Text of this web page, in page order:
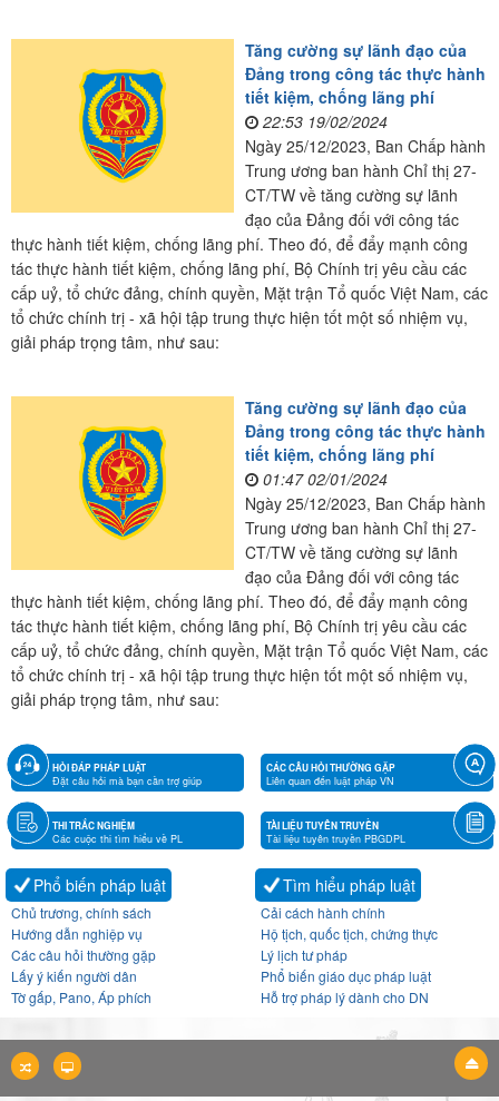
Tăng cường sự lãnh đạo của
Đảng trong công tác thực hành
tiết kiệm, chống lãng phí
22:53 19/02/2024
Ngày 25/12/2023, Ban Chấp hành
Trung ương ban hành Chỉ thị 27-
CT/TW về tăng cường sự lãnh
đạo của Đảng đối với công tác
thực hành tiết kiệm, chống lãng phí. Theo đó, để đẩy mạnh công
tác thực hành tiết kiệm, chống lãng phí, Bộ Chính trị yêu cầu các
cấp uỷ, tổ chức đảng, chính quyền, Mặt trận Tổ quốc Việt Nam, các
tổ chức chính trị - xã hội tập trung thực hiện tốt một số nhiệm vụ,
giải pháp trọng tâm, như sau:
Tăng cường sự lãnh đạo của
Đảng trong công tác thực hành
tiết kiệm, chống lãng phí
01:47 02/01/2024
Ngày 25/12/2023, Ban Chấp hành
Trung ương ban hành Chỉ thị 27-
CT/TW về tăng cường sự lãnh
đạo của Đảng đối với công tác
thực hành tiết kiệm, chống lãng phí. Theo đó, để đẩy mạnh công
tác thực hành tiết kiệm, chống lãng phí, Bộ Chính trị yêu cầu các
cấp uỷ, tổ chức đảng, chính quyền, Mặt trận Tổ quốc Việt Nam, các
tổ chức chính trị - xã hội tập trung thực hiện tốt một số nhiệm vụ,
giải pháp trọng tâm, như sau:
HỎI ĐÁP PHÁP LUẬT
Đặt câu hỏi mà bạn cần trợ giúp
CÁC CÂU HỎI THƯỜNG GẶP
Liên quan đến luật pháp VN
THI TRẮC NGHIỆM
Các cuộc thi tìm hiểu về PL
TÀI LIỆU TUYÊN TRUYỀN
Tài liệu tuyên truyền PBGDPL
Phổ biến pháp luật
Chủ trương, chính sách
Hướng dẫn nghiệp vụ
Các câu hỏi thường gặp
Lấy ý kiến người dân
Tờ gấp, Pano, Áp phích
Tìm hiểu pháp luật
Cải cách hành chính
Hộ tịch, quốc tịch, chứng thực
Lý lịch tư pháp
Phổ biến giáo dục pháp luật
Hỗ trợ pháp lý dành cho DN